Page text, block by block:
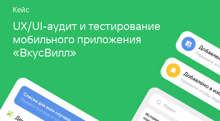
Кейс
UX/UI-аудит и тестирование
мобильного приложения
«ВкусВилл»